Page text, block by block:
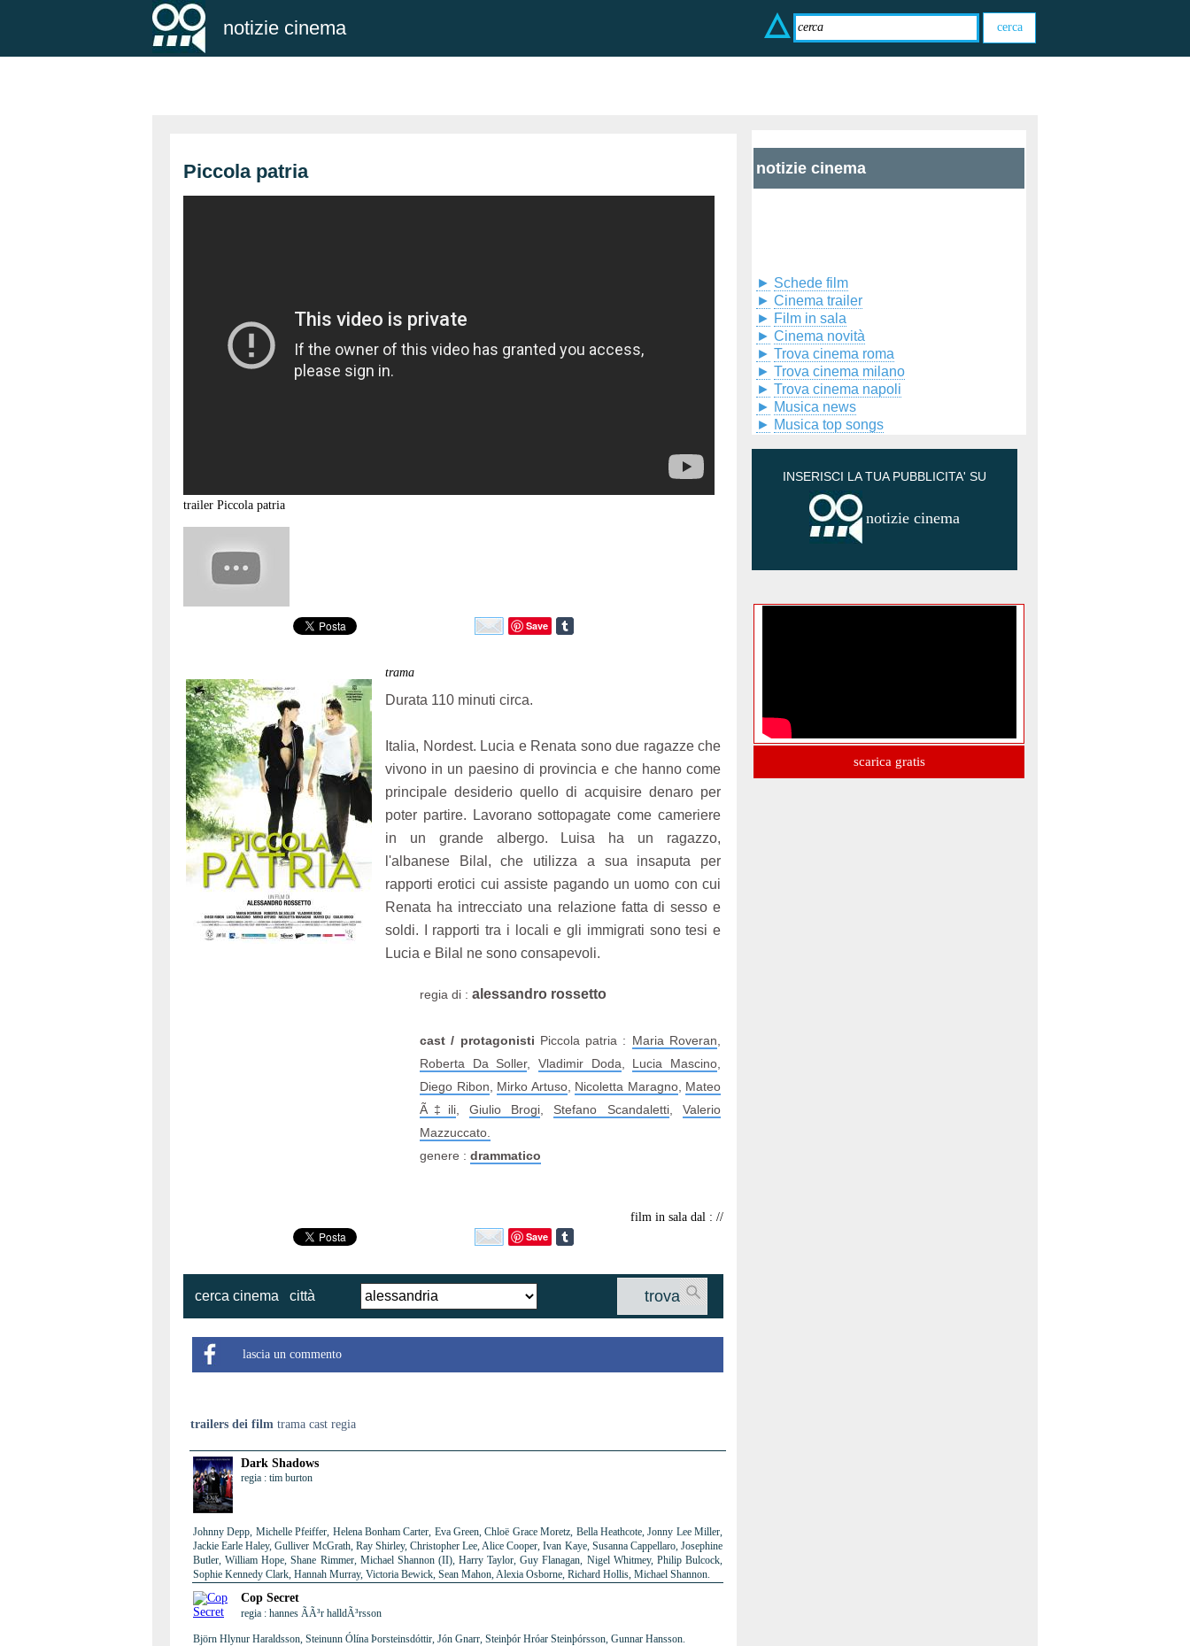
notizie cinema
Piccola patria
trailer Piccola patria
Save
trama
Durata 110 minuti circa.
Italia, Nordest. Lucia e Renata sono due ragazze che
vivono in un paesino di provincia e che hanno come
principale desiderio quello di acquisire denaro per
poter partire. Lavorano sottopagate come cameriere
in un grande albergo. Luisa ha un ragazzo,
l'albanese Bilal, che utilizza a sua insaputa per
rapporti erotici cui assiste pagando un uomo con cui
Renata ha intrecciato una relazione fatta di sesso e
soldi. I rapporti tra i locali e gli immigrati sono tesi e
Lucia e Bilal ne sono consapevoli.
regia di : alessandro rossetto
cast / protagonisti Piccola patria : Maria Roveran
Roberta Da Soller,Vladimir Doda Lucia Mascino
Diego Ribon
Mirko Artuso, Nicoletta Maragno, Mateo
Ã‡ili, Giulio Brogi Stefano Scandaletti,Valerio
Mazzuccato.
genere : drammatico
film in sala dal : //
Save
cerca cinema città trova
lascia un commento
trailers dei film trama cast regia
Dark Shadows
regia : tim burton
Johnny Depp, Michelle Pfeiffer, Helena Bonham Carter, Eva Green, Chloë Grace Moretz, Bella Heathcote, Jonny Lee Miller,
Jackie Earle Haley, Gulliver McGrath, Ray Shirley, Christopher Lee, Alice Cooper, Ivan Kaye, Susanna Cappellaro, Josephine
Butler, William Hope, Shane Rimmer, Michael Shannon (II), Harry Taylor, Guy Flanagan, Nigel Whitmey, Philip Bulcock,
Sophie Kennedy Clark, Hannah Murray, Victoria Bewick, Sean Mahon, Alexia Osborne, Richard Hollis, Michael Shannon.
Cop Secret
regia : hannes ÃÃ³r halldÃ³rsson
Björn Hlynur Haraldsson, Steinunn Ólína Þorsteinsdóttir, Jón Gnarr, Steinþór Hróar Steinþórsson, Gunnar Hansson.
notizie cinema
► Schede film
► Cinema trailer
► Film in sala
► Cinema novità
► Trova cinema roma
► Trova cinema milano
► Trova cinema napoli
► Musica news
► Musica top songs
INSERISCI LA TUA PUBBLICITA' SU
notizie cinema
scarica gratis